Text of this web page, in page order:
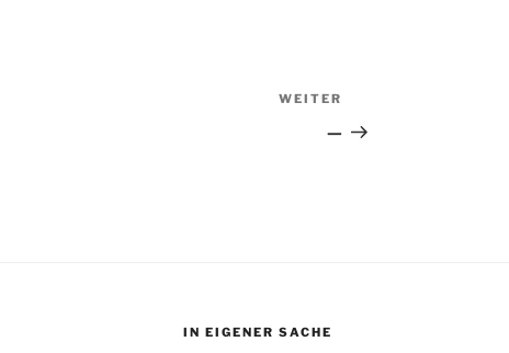
Beitrag
WEITER
—
IN EIGENER SACHE